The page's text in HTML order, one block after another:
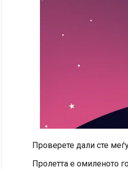
Проверете дали сте
Пролетта е омиленото